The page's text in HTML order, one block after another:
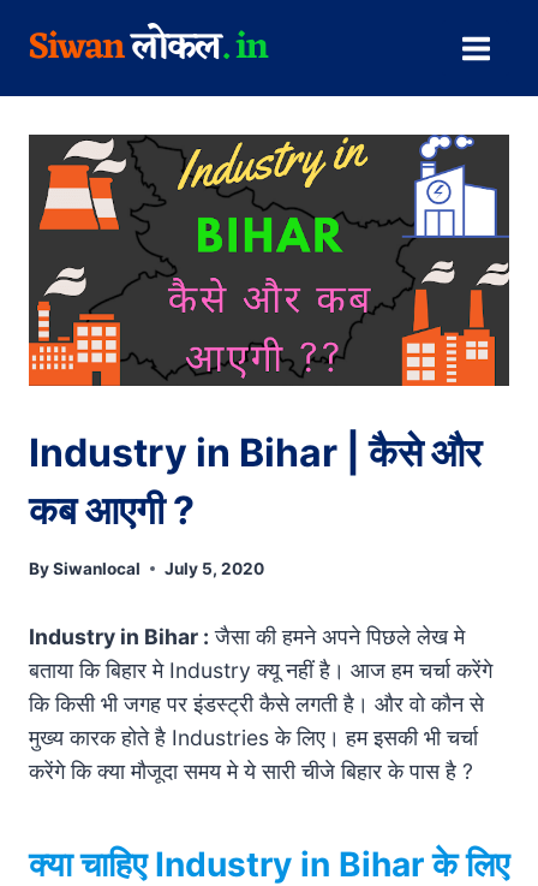
Industry in Bihar | कैसे और
कब आएगी ?
BySiwanlocal July 5, 2020
Industry in Bihar : जैसा की हमने अपने पिछले लेख मे
बताया कि बिहार मे Industry क्यू नहीं है। आज हम चर्चा करेंगे
कि किसी भी जगह पर इंडस्ट्री कैसे लगती है। और वो कौन से
मुख्य कारक होते है Industries के लिए। हम इसकी भी चर्चा
करेंगे कि क्या मौजूदा समय मे ये सारी चीजे बिहार के पास है ?
क्या चाहिएIndustry in Biharके लिए